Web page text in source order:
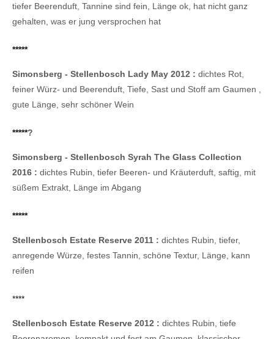
tiefer Beerenduft, Tannine sind fein, Länge ok, hat nicht ganz
gehalten, was er jung versprochen hat
*****
Simonsberg - Stellenbosch Lady May 2012 : dichtes Rot,
feiner Würz- und Beerenduft, Tiefe, Sast und Stoff am Gaumen ,
gute Länge, sehr schöner Wein
*****?
Simonsberg - Stellenbosch Syrah The Glass Collection
2016 : dichtes Rubin, tiefer Beeren- und Kräuterduft, saftig, mit
süßem Extrakt, Länge im Abgang
*****
Stellenbosch Estate Reserve 2011 : dichtes Rubin, tiefer,
anregende Würze, festes Tannin, schöne Textur, Länge, kann
reifen
****
Stellenbosch Estate Reserve 2012 : dichtes Rubin, tiefe